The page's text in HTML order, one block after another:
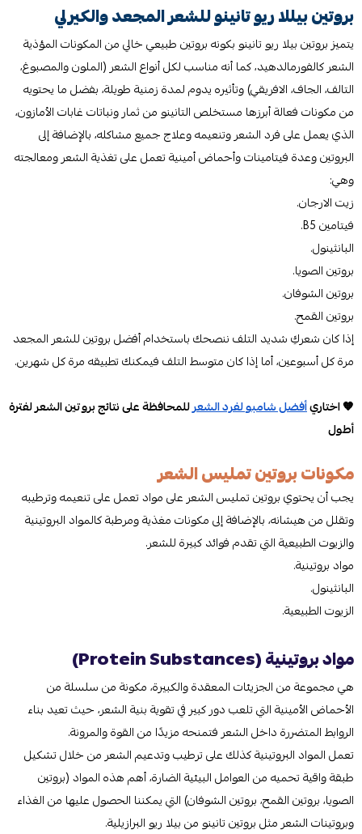
بروتين بيللا ريو تانينو للشعر المجعد والكيرلي
يتميز بروتين بيلا ريو تانينو بكونه بروتين طبيعي خالي من المكونات المؤذية
الشعر كالفورمالدهيد، كما أنه مناسب لكل أنواع الشعر (الملون والمصبوغ،
التالف، الجاف، الافريقي) وتأثيره يدوم لمدة زمنية طويلة، بفضل ما يحتويه
من مكونات فعالة أبرزها مستخلص التانينو من ثمار ونباتات غابات الأمازون،
الذي يعمل على فرد الشعر وتنعيمه وعلاج جميع مشاكله، بالإضافة إلى
البروتين وعدة فيتامينات وأحماض أمينية تعمل على تغذية الشعر ومعالجته
وهي:
زيت الارجان.
فيتامين B5.
البانثينول.
بروتين الصويا.
بروتين الشوفان.
بروتين القمح.
إذا كان شعركِ شديد التلف ننصحك باستخدام أفضل بروتين للشعر المجعد
مرة كل أسبوعين، أما إذا كان متوسط التلف فيمكنك تطبيقه مرة كل شهرين.
🧡 اختاريأفضل شامبو لفرد الشعرللمحافظة على نتائج بروتين الشعر لفترة
أطول
مكونات بروتين تمليس الشعر
يجب أن يحتوي بروتين تمليس الشعر على مواد تعمل على تنعيمه وترطيبه
وتقلل من هيشانه، بالإضافة إلى مكونات مغذية ومرطبة كالمواد البروتينية
والزيوت الطبيعية التي تقدم فوائد كبيرة للشعر.
مواد بروتينية.
البانثينول.
الزيوت الطبيعية.
مواد بروتينية (Protein Substances)
هي مجموعة من الجزيئات المعقدة والكبيرة، مكونة من سلسلة من
الأحماض الأمينية التي تلعب دور كبير في تقوية بنية الشعر، حيث تعيد بناء
الروابط المتضررة داخل الشعر فتمنحه مزيدًا من القوة والمرونة.
تعمل المواد البروتينية كذلك على ترطيب وتدعيم الشعر من خلال تشكيل
طبقة واقية تحميه من العوامل البيئية الضارة، أهم هذه المواد (بروتين
الصويا، بروتين القمح، بروتين الشوفان) التي يمكننا الحصول عليها من الغذاء
وبروتينات الشعر مثل بروتين تانينو من بيلا ريو البرازيلية.